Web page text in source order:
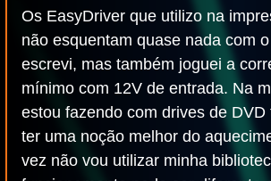
Os EasyDriver que utilizo na
não esquentam quase nada com
escrevi, mas também joguei a
mínimo com 12V de entrada. Na
estou fazendo com drives de DVD
ter uma noção melhor do
vez não vou utilizar minha